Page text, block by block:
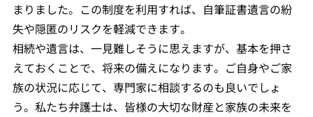
まりました。この制度を利用すれば、自筆証書遺言の紛
失や隠匿のリスクを軽減できます。
相続や遺言は、一見難しそうに思えますが、基本を押さ
えておくことで、将来の備えになります。ご自身やご家
族の状況に応じて、専門家に相談するのも良いでしょ
う。私たち弁護士は、皆様の大切な財産と家族の未来を